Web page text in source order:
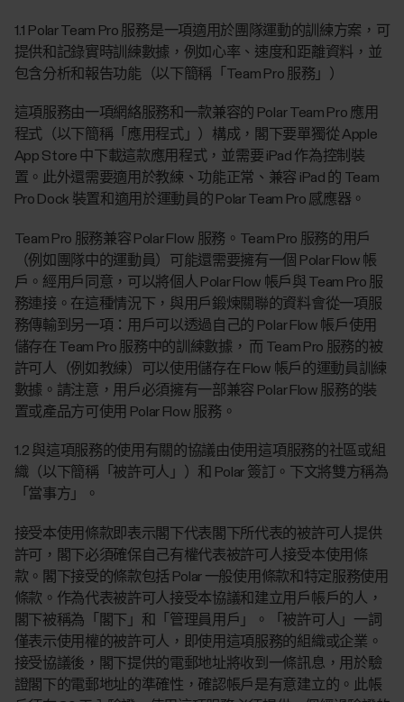
1.1 Polar Team Pro 服務是一項適用於團隊運動的訓練方案，可
提供和記錄實時訓練數據，例如心率、速度和距離資料，並
包含分析和報告功能（以下簡稱「Team Pro 服務」）
這項服務由一項網絡服務和一款兼容的 Polar Team Pro 應用
程式（以下簡稱「應用程式」）構成，閣下要單獨從 Apple
App Store 中下載這款應用程式，並需要 iPad 作為控制裝
置。此外還需要適用於教練、功能正常、兼容 iPad 的 Team
Pro Dock 裝置和適用於運動員的 Polar Team Pro 感應器。
Team Pro 服務兼容 Polar Flow 服務。Team Pro 服務的用戶
（例如團隊中的運動員）可能還需要擁有一個 Polar Flow 帳
戶。經用戶同意，可以將個人 Polar Flow 帳戶與 Team Pro 服
務連接。在這種情況下，與用戶鍛煉關聯的資料會從一項服
務傳輸到另一項：用戶可以透過自己的 Polar Flow 帳戶使用
儲存在 Team Pro 服務中的訓練數據， 而 Team Pro 服務的被
許可人（例如教練）可以使用儲存在 Flow 帳戶的運動員訓練
數據。請注意，用戶必須擁有一部兼容 Polar Flow 服務的裝
置或產品方可使用 Polar Flow 服務。
1.2 與這項服務的使用有關的協議由使用這項服務的社區或組
織（以下簡稱「被許可人」）和 Polar 簽訂。下文將雙方稱為
「當事方」。
接受本使用條款即表示閣下代表閣下所代表的被許可人提供
許可，閣下必須確保自己有權代表被許可人接受本使用條
款。閣下接受的條款包括 Polar 一般使用條款和特定服務使用
條款。作為代表被許可人接受本協議和建立用戶帳戶的人，
閣下被稱為「閣下」和「管理員用戶」。「被許可人」一詞
僅表示使用權的被許可人，即使用這項服務的組織或企業。
接受協議後，閣下提供的電郵地址將收到一條訊息，用於驗
證閣下的電郵地址的準確性，確認帳戶是有意建立的。此帳